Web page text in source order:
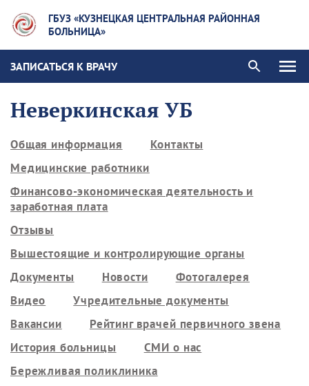
ГБУЗ «КУЗНЕЦКАЯ ЦЕНТРАЛЬНАЯ РАЙОННАЯ
БОЛЬНИЦА»
ЗАПИСАТЬСЯ К ВРАЧУ
Неверкинская УБ
Общая информация
Контакты
Медицинские работники
Финансово-экономическая деятельность и
заработная плата
Отзывы
Вышестоящие и контролирующие органы
Документы
Новости
Фотогалерея
Видео
Учредительные документы
Вакансии
Рейтинг врачей первичного звена
История больницы
СМИ о нас
Бережливая поликлиника